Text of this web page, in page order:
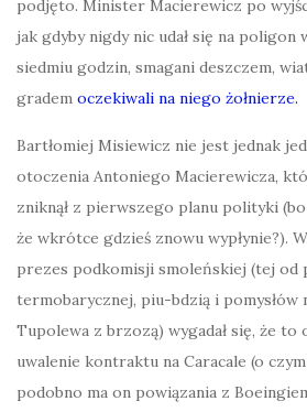
podjęto. Minister Macierewicz po
jak gdyby nigdy nic udał się na poligon
siedmiu godzin, smagani deszczem,
gradem oczekiwali na niego żołnierze.
Bartłomiej Misiewicz nie jest jednak
otoczenia Antoniego Macierewicza,
zniknął z pierwszego planu polityki
że wkrótce gdzieś znowu wypłynie?).
prezes podkomisji smoleńskiej (tej od
termobarycznej, piu-bdzią i pomysłów
Tupolewa z brzozą) wygadał się, że to
uwalenie kontraktu na Caracale (o czym
podobno ma on powiązania z